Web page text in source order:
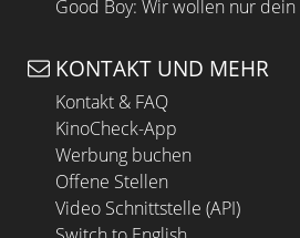
Good Boy: Wir wollen nur dein
KONTAKT UND MEHR
Kontakt & FAQ
KinoCheck-App
Werbung buchen
Offene Stellen
Video Schnittstelle (API)